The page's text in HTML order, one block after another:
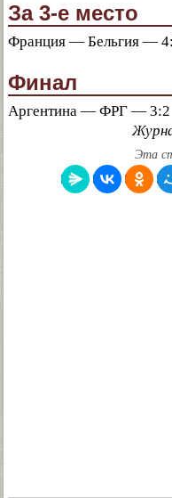
За 3-е место
Франция — Бельгия —
Финал
Аргентина — ФРГ — 3:2
Эта